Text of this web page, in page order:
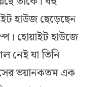
হাউজ ছেড়েছেন
হোয়াইট হাউজে
নেই যা তিনি
ভয়ানকতম এক